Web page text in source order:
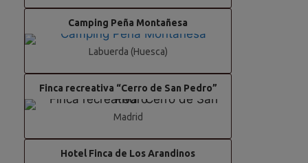
Camping Peña Montañesa
Labuerda (Huesca)
Finca recreativa “Cerro de San Pedro”
Madrid
Hotel Finca de Los Arandinos